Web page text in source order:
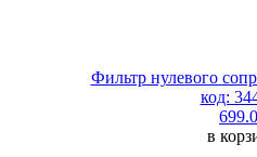
Фильтр нулевого
код:
в